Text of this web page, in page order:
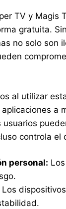
TV y
gratuita.
no solo son
al utilizar
a
controla
personal:
Los